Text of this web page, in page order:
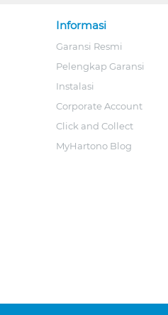
Informasi
Garansi Resmi
Pelengkap Garansi
Instalasi
Corporate Account
Click and Collect
MyHartono Blog